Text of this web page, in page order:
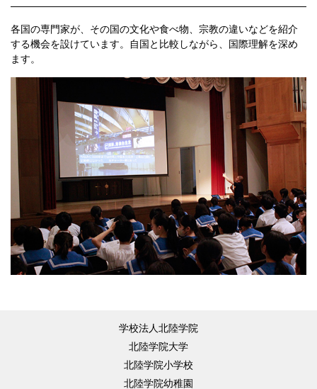
各国の専門家が、その国の文化や食べ物、宗教の違いなどを紹介
する機会を設けています。自国と比較しながら、国際理解を深め
ます。
学校法人北陸学院
北陸学院大学
北陸学院小学校
北陸学院幼稚園